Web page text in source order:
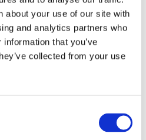
about your use of our site with
and analytics partners who
that you’ve
collected from your use